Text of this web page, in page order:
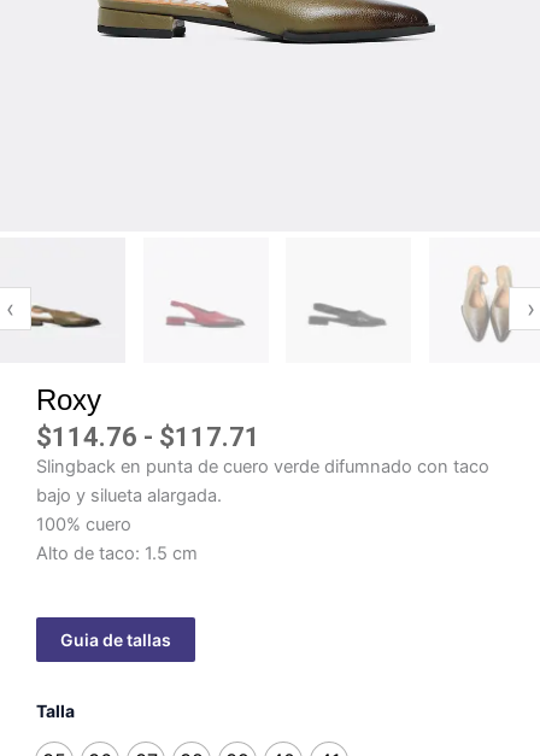
‹ ›
Roxy
$114.76 - $117.71
Slingback en punta de cuero verde difumnado con taco
bajo y silueta alargada.
100% cuero
Alto de taco: 1.5 cm
Talla
cantidad